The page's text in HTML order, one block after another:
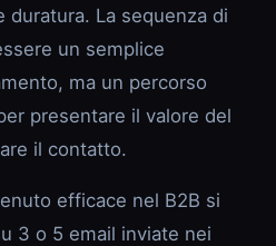
duratura. La sequenza di
un semplice
ma un percorso
presentare il valore del
il contatto.
efficace nel B2B si
3 o 5 email inviate nei